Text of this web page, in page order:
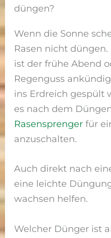
düngen?
Wenn die Sonne
Rasen nicht
ist der frühe Abend
Regenguss
ins Erdreich gespült
es nach dem
Rasensprenger für
anzuschalten.
Auch direkt nach
eine leichte
wachsen helfen.
Welcher Dünger ist